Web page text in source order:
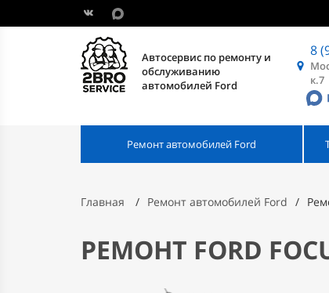
Автосервис по ремонту и
обслуживанию
автомобилей Ford
8
к.7
Ремонт автомобилей Ford
Главная Ремонт автомобилей Ford
РЕМОНТ FORD